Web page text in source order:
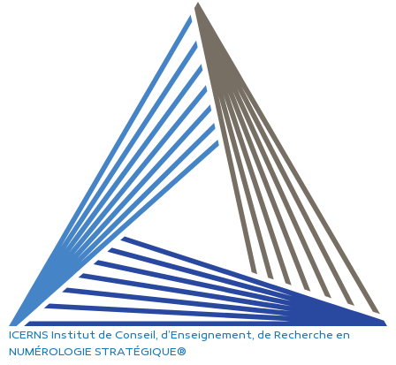
ICERNS Institut de Conseil, d’Enseignement, de Recherche en
NUMÉROLOGIE STRATÉGIQUE®